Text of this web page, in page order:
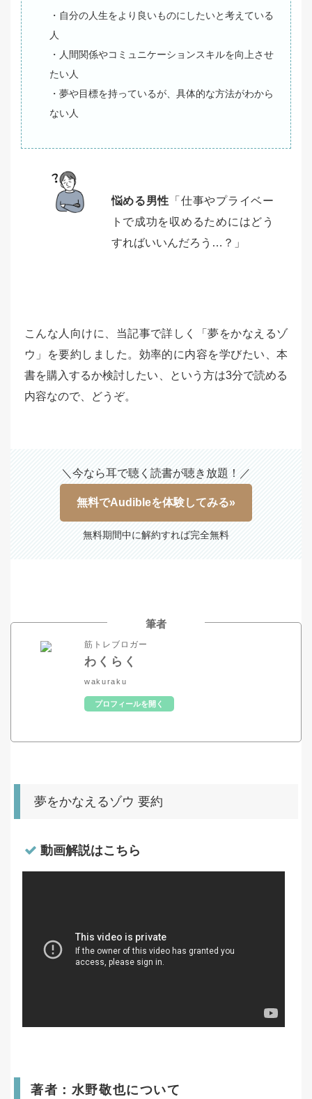
・自分の人生をより良いものにしたいと考えている
人
・人間関係やコミュニケーションスキルを向上させ
たい人
・夢や目標を持っているが、具体的な方法がわから
ない人
悩める男性 「仕事やプライベー
トで成功を収めるためにはどう
すればいいんだろう…？」
こんな人向けに、当記事で詳しく「夢をかなえるゾ
ウ」を要約しました。効率的に内容を学びたい、本
書を購入するか検討したい、という方は3分で読める
内容なので、どうぞ。
＼今なら耳で聴く読書が聴き放題！／
無料でAudibleを体験してみる»
無料期間中に解約すれば完全無料
筆者
筋トレブロガー
わくらく
wakuraku
プロフィールを開く
夢をかなえるゾウ 要約
動画解説はこちら
著者：水野敬也について